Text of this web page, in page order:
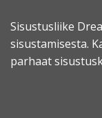
Sisustusliike
sisustamisesta.
parhaat